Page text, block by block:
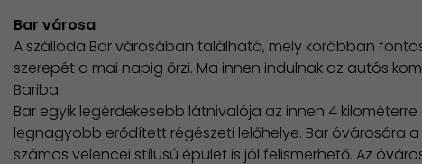
Bar városa
A szálloda Bar városában található, mely korábban
szerepét a mai napig őrzi. Ma innen indulnak az autós
Bariba.
Bar egyik legérdekesebb látnivalója az innen 4
legnagyobb erődített régészeti lelőhelye. Bar óvárosára
számos velencei stílusú épület is jól felismerhető. Az